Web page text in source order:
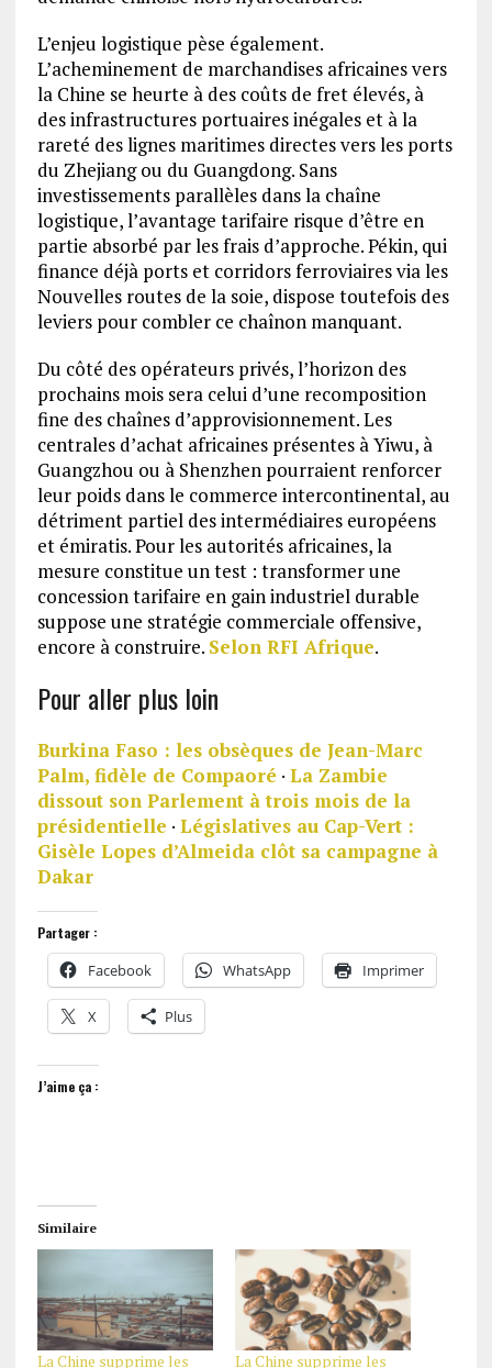
L’enjeu logistique pèse également.
L’acheminement de marchandises africaines vers
la Chine se heurte à des coûts de fret élevés, à
des infrastructures portuaires inégales et à la
rareté des lignes maritimes directes vers les ports
du Zhejiang ou du Guangdong. Sans
investissements parallèles dans la chaîne
logistique, l’avantage tarifaire risque d’être en
partie absorbé par les frais d’approche. Pékin, qui
finance déjà ports et corridors ferroviaires via les
Nouvelles routes de la soie, dispose toutefois des
leviers pour combler ce chaînon manquant.
Du côté des opérateurs privés, l’horizon des
prochains mois sera celui d’une recomposition
fine des chaînes d’approvisionnement. Les
centrales d’achat africaines présentes à Yiwu, à
Guangzhou ou à Shenzhen pourraient renforcer
leur poids dans le commerce intercontinental, au
détriment partiel des intermédiaires européens
et émiratis. Pour les autorités africaines, la
mesure constitue un test : transformer une
concession tarifaire en gain industriel durable
suppose une stratégie commerciale offensive,
encore à construire. Selon RFI Afrique.
Pour aller plus loin
Burkina Faso : les obsèques de Jean-Marc
Palm, fidèle de Compaoré· La Zambie
dissout son Parlement à trois mois de la
présidentielle · Législatives au Cap-Vert :
Gisèle Lopes d’Almeida clôt sa campagne à
Dakar
Partager :
Facebook WhatsApp Imprimer
X Plus
J’aime ça :
Similaire
La Chine supprime les
La Chine supprime les